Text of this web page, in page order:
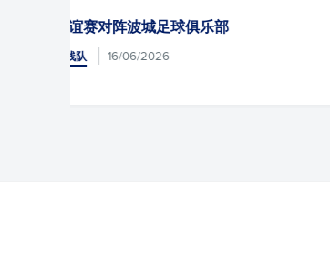
1-1：赛季收官积分榜
一线队